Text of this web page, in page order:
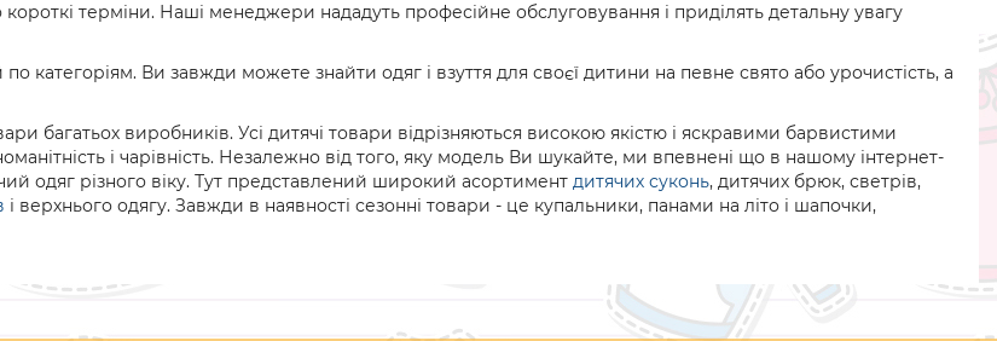
терміни. Наші менеджери нададуть професійне обслуговування і приділять детальну увагу
категоріям. Ви завжди можете знайти одяг і взуття для своєї дитини на певне свято або урочистість, а
багатьох виробників. Усі дитячі товари відрізняються високою якістю і яскравими барвистими
і чарівність. Незалежно від того, яку модель Ви шукайте, ми впевнені що в нашому інтернет-
одяг різного віку. Тут представлений широкий асортимент дитячих суконь, дитячих брюк, светрів,
і верхнього одягу. Завжди в наявності сезонні товари - це купальники, панами на літо і шапочки,